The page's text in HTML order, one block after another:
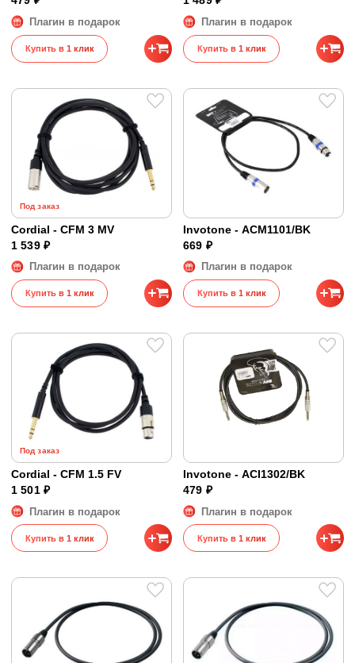
Плагин в подарок
Купить в 1 клик
Плагин в подарок
Купить в 1 клик
Под заказ
Cordial - CFM 3 MV
1 539 ₽
Плагин в подарок
Купить в 1 клик
Invotone - ACM1101/BK
669 ₽
Плагин в подарок
Купить в 1 клик
Под заказ
Cordial - CFM 1.5 FV
1 501 ₽
Плагин в подарок
Купить в 1 клик
Invotone - ACI1302/BK
479 ₽
Плагин в подарок
Купить в 1 клик